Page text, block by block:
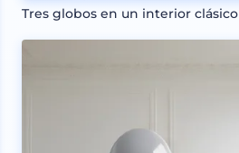
Tres globos en un interior clásico